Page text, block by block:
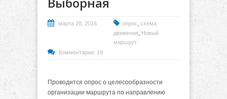
марта 28, 2016 опрос, схема
движения, Новый
маршрут
Комментарии: 19
Проводится опрос о целесообразности
организации маршрута по направлению